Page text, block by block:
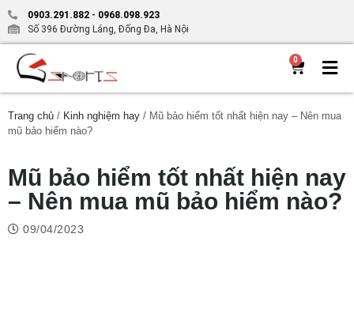
0903.291.882 - 0968.098.923
Số 396 Đường Láng, Đống Đa, Hà Nội
0
Trang chủ / Kinh nghiệm hay / Mũ bảo hiểm tốt nhất hiện nay – Nên mua
mũ bảo hiểm nào?
Mũ bảo hiểm tốt nhất hiện nay
– Nên mua mũ bảo hiểm nào?
09/04/2023